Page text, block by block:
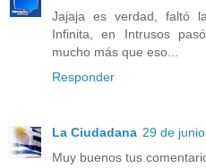
Jajaja es verdad, faltó
Infinita, en Intrusos
mucho más que eso...
Responder
La Ciudadana 29 de
Muy buenos tus